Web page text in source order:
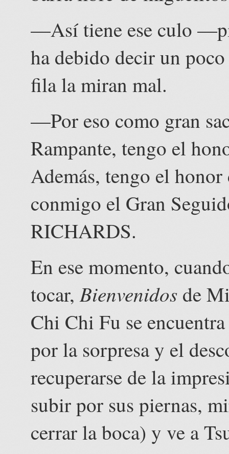
—Así tiene ese culo
ha debido decir un
fila la miran mal.
—Por eso como gran
Rampante, tengo el
Además, tengo el honor
conmigo el Gran
RICHARDS.
En ese momento,
tocar,Bienvenidos de
Chi Chi Fu se
por la sorpresa y el
recuperarse de la
subir por sus piernas,
cerrar la boca) y ve a